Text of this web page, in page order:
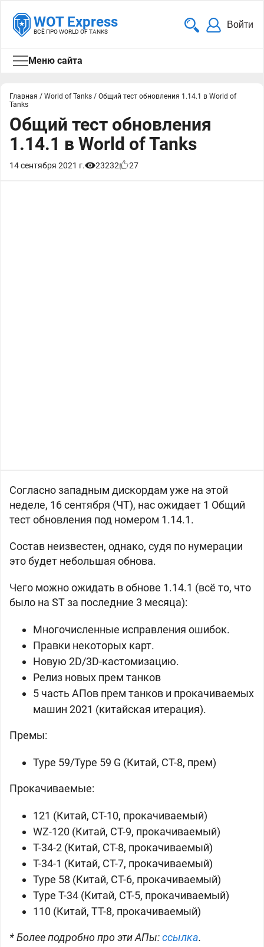
WOT Express
ВСЁ ПРО WORLD OF TANKS
Войти
Меню сайта
Главная / World of Tanks / Общий тест обновления 1.14.1 в World of
Tanks
Общий тест обновления
1.14.1 в World of Tanks
14 сентября 2021 г. 23232 27
Согласно западным дискордам уже на этой
неделе, 16 сентября (ЧТ), нас ожидает 1 Общий
тест обновления под номером 1.14.1.
Состав неизвестен, однако, судя по нумерации
это будет небольшая обнова.
Чего можно ожидать в обнове 1.14.1 (всё то, что
было на ST за последние 3 месяца):
Многочисленные исправления ошибок.
Правки некоторых карт.
Новую 2D/3D-кастомизацию.
Релиз новых прем танков
5 часть АПов прем танков и прокачиваемых
машин 2021 (китайская итерация).
Премы:
Type 59/Type 59 G (Китай, СТ-8, прем)
Прокачиваемые:
121 (Китай, СТ-10, прокачиваемый)
WZ-120 (Китай, СТ-9, прокачиваемый)
T-34-2 (Китай, СТ-8, прокачиваемый)
T-34-1 (Китай, СТ-7, прокачиваемый)
Type 58 (Китай, СТ-6, прокачиваемый)
Type T-34 (Китай, СТ-5, прокачиваемый)
110 (Китай, ТТ-8, прокачиваемый)
* Более подробно про эти АПы:ссылка.